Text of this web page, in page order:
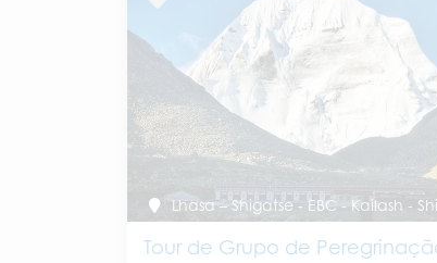
Lhasa – Shigatse - EBC - Kailash - Shigatse -
Tour de Grupo de